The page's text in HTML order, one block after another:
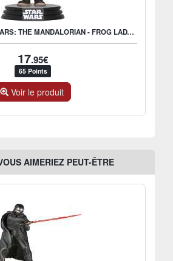
FUNKO POP! STAR WARS: THE MANDALORIAN - FROG LADY - US EXCLUSIVE
17.95€
65 Points
Voir le produit
AIMERIEZ PEUT-ÊTRE